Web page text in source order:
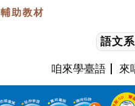
輔助教材
語文系
咱來學臺語 來